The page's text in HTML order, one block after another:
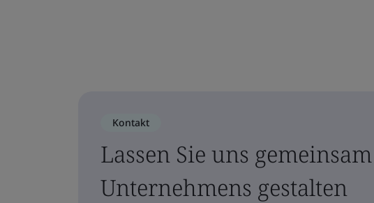
Kontakt
Lassen Sie uns
Unternehmens gestalten